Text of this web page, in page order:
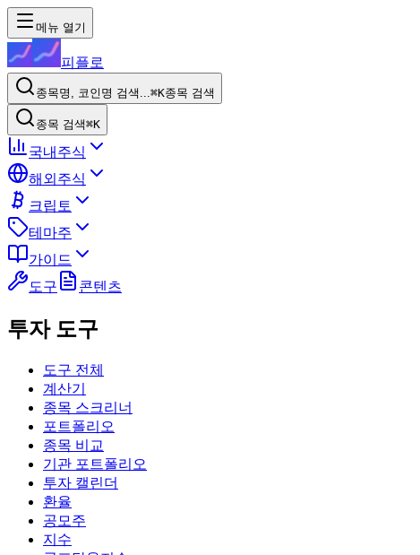
메뉴 열기
피플로
종목명, 코인명 검색...⌘K종목 검색
종목 검색⌘K
국내주식
해외주식
크립토
테마주
가이드
도구
콘텐츠
투자 도구
도구 전체
계산기
종목 스크리너
포트폴리오
종목 비교
기관 포트폴리오
투자 캘린더
환율
공모주
지수